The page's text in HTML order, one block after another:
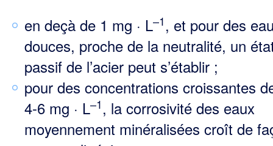
en deçà de 1 mg · L–1, et pour des
douces, proche de la neutralité, un
passif de l’acier peut s’établir ;
pour des concentrations croissantes
4-6 mg · L–1, la corrosivité des eaux
moyennement minérali­sées croît de